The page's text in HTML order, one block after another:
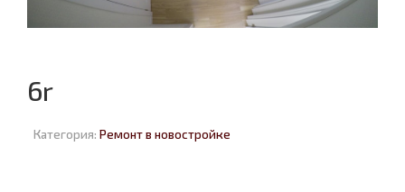
6r
Категория: Ремонт в новостройке